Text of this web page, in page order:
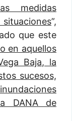
medidas
”,
que este
en aquellos
Baja, la
sucesos,
DANA de